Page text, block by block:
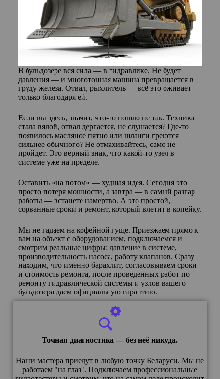
В бульдозере вся сила — в гидравлике. Не будет
давления — и многотонная машина превращается в
груду железа. Отвал, рыхлитель — всё это оживает
только благодаря ей.
Если вы здесь, значит, что-то пошло не так. Техника
стала вялой, отвал дергается, не слушается? Где-то
появилось масляное пятно или шланги греются
сильнее обычного? Не отмахивайтесь, само не
пройдет. Это верный знак, что какой-то узел в
системе уже на пределе.
Оставить «на потом» — худшая идея. Сегодня это
просто потеря мощности, а завтра — в самый разгар
работы — встанете намертво. А это простой,
сорванные сроки и ремонт, который влетит в копейку.
Мы не гадаем на кофейной гуще. Приезжаем прямо к
вам на объект с оборудованием, подключаемся и
смотрим реальные цифры: давление в системе,
производительность насоса, работу клапанов. Сразу
находим, что именно барахлит, согласовываем сроки
и стоимость ремонта, после проведенных работ по
ремонту гидравлической системы и узлов вашего
бульдозера даем официальную гарантию.
Точная диагностика — без неё никуда.
Наши мастера приедут в любую точку Беларуси. Мы не
работаем "на глаз". Подключаем профессиональные